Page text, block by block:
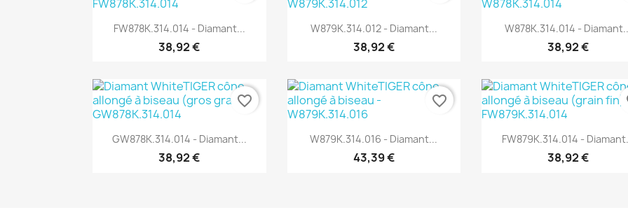
Aperçu rapide
FW878K.314.014 - Diamant...
38,92 €
Aperçu rapide
W879K.314.012 - Diamant...
38,92 €
 Aperçu rapide
W878K.314.014 -
38,92 €
Aperçu rapide
GW878K.314.014 - Diamant...
38,92 €
favorite_border
 Aperçu rapide
W879K.314.016 - Diamant...
43,39 €
favorite_border
Aperçu rapide
FW879K.314.014 -
38,92 €